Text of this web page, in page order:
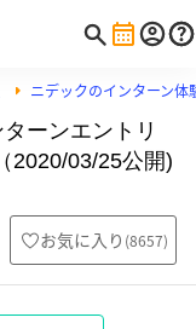
ニデックのインターン体
ーンエントリ
2020/03/25公開)
お気に入り (8657)